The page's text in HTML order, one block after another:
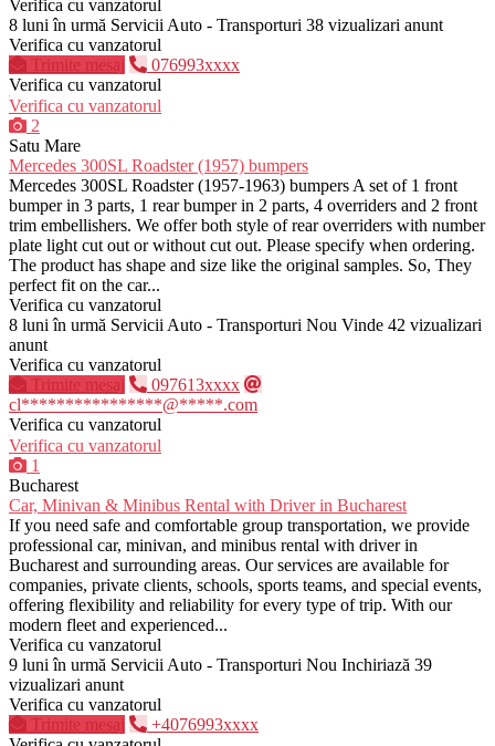
Verifica cu vanzatorul
8 luni în urmă Servicii Auto - Transporturi 38 vizualizari anunt
Verifica cu vanzatorul
Trimite mesaj
076993xxxx
Verifica cu vanzatorul
Verifica cu vanzatorul
2
Satu Mare
Mercedes 300SL Roadster (1957) bumpers
Mercedes 300SL Roadster (1957-1963) bumpers A set of 1 front
bumper in 3 parts, 1 rear bumper in 2 parts, 4 overriders and 2 front
trim embellishers. We offer both style of rear overriders with number
plate light cut out or without cut out. Please specify when ordering.
The product has shape and size like the original samples. So, They
perfect fit on the car...
Verifica cu vanzatorul
8 luni în urmă Servicii Auto - Transporturi Nou Vinde 42 vizualizari
anunt
Verifica cu vanzatorul
Trimite mesaj
097613xxxx
cl****************@*****.com
Verifica cu vanzatorul
Verifica cu vanzatorul
1
Bucharest
Car, Minivan & Minibus Rental with Driver in Bucharest
If you need safe and comfortable group transportation, we provide
professional car, minivan, and minibus rental with driver in
Bucharest and surrounding areas. Our services are available for
companies, private clients, schools, sports teams, and special events,
offering flexibility and reliability for every type of trip. With our
modern fleet and experienced...
Verifica cu vanzatorul
9 luni în urmă Servicii Auto - Transporturi Nou Inchiriază 39
vizualizari anunt
Verifica cu vanzatorul
Trimite mesaj
+4076993xxxx